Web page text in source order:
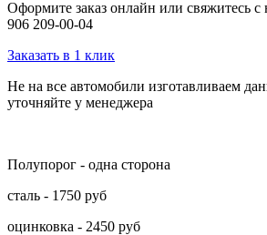
Оформите заказ онлайн или свяжитесь
906 209-00-04
Заказать в 1 клик
Не на все автомобили изготавливаем
уточняйте у менеджера
Полупорог - одна сторона
сталь - 1750 руб
оцинковка - 2450 руб